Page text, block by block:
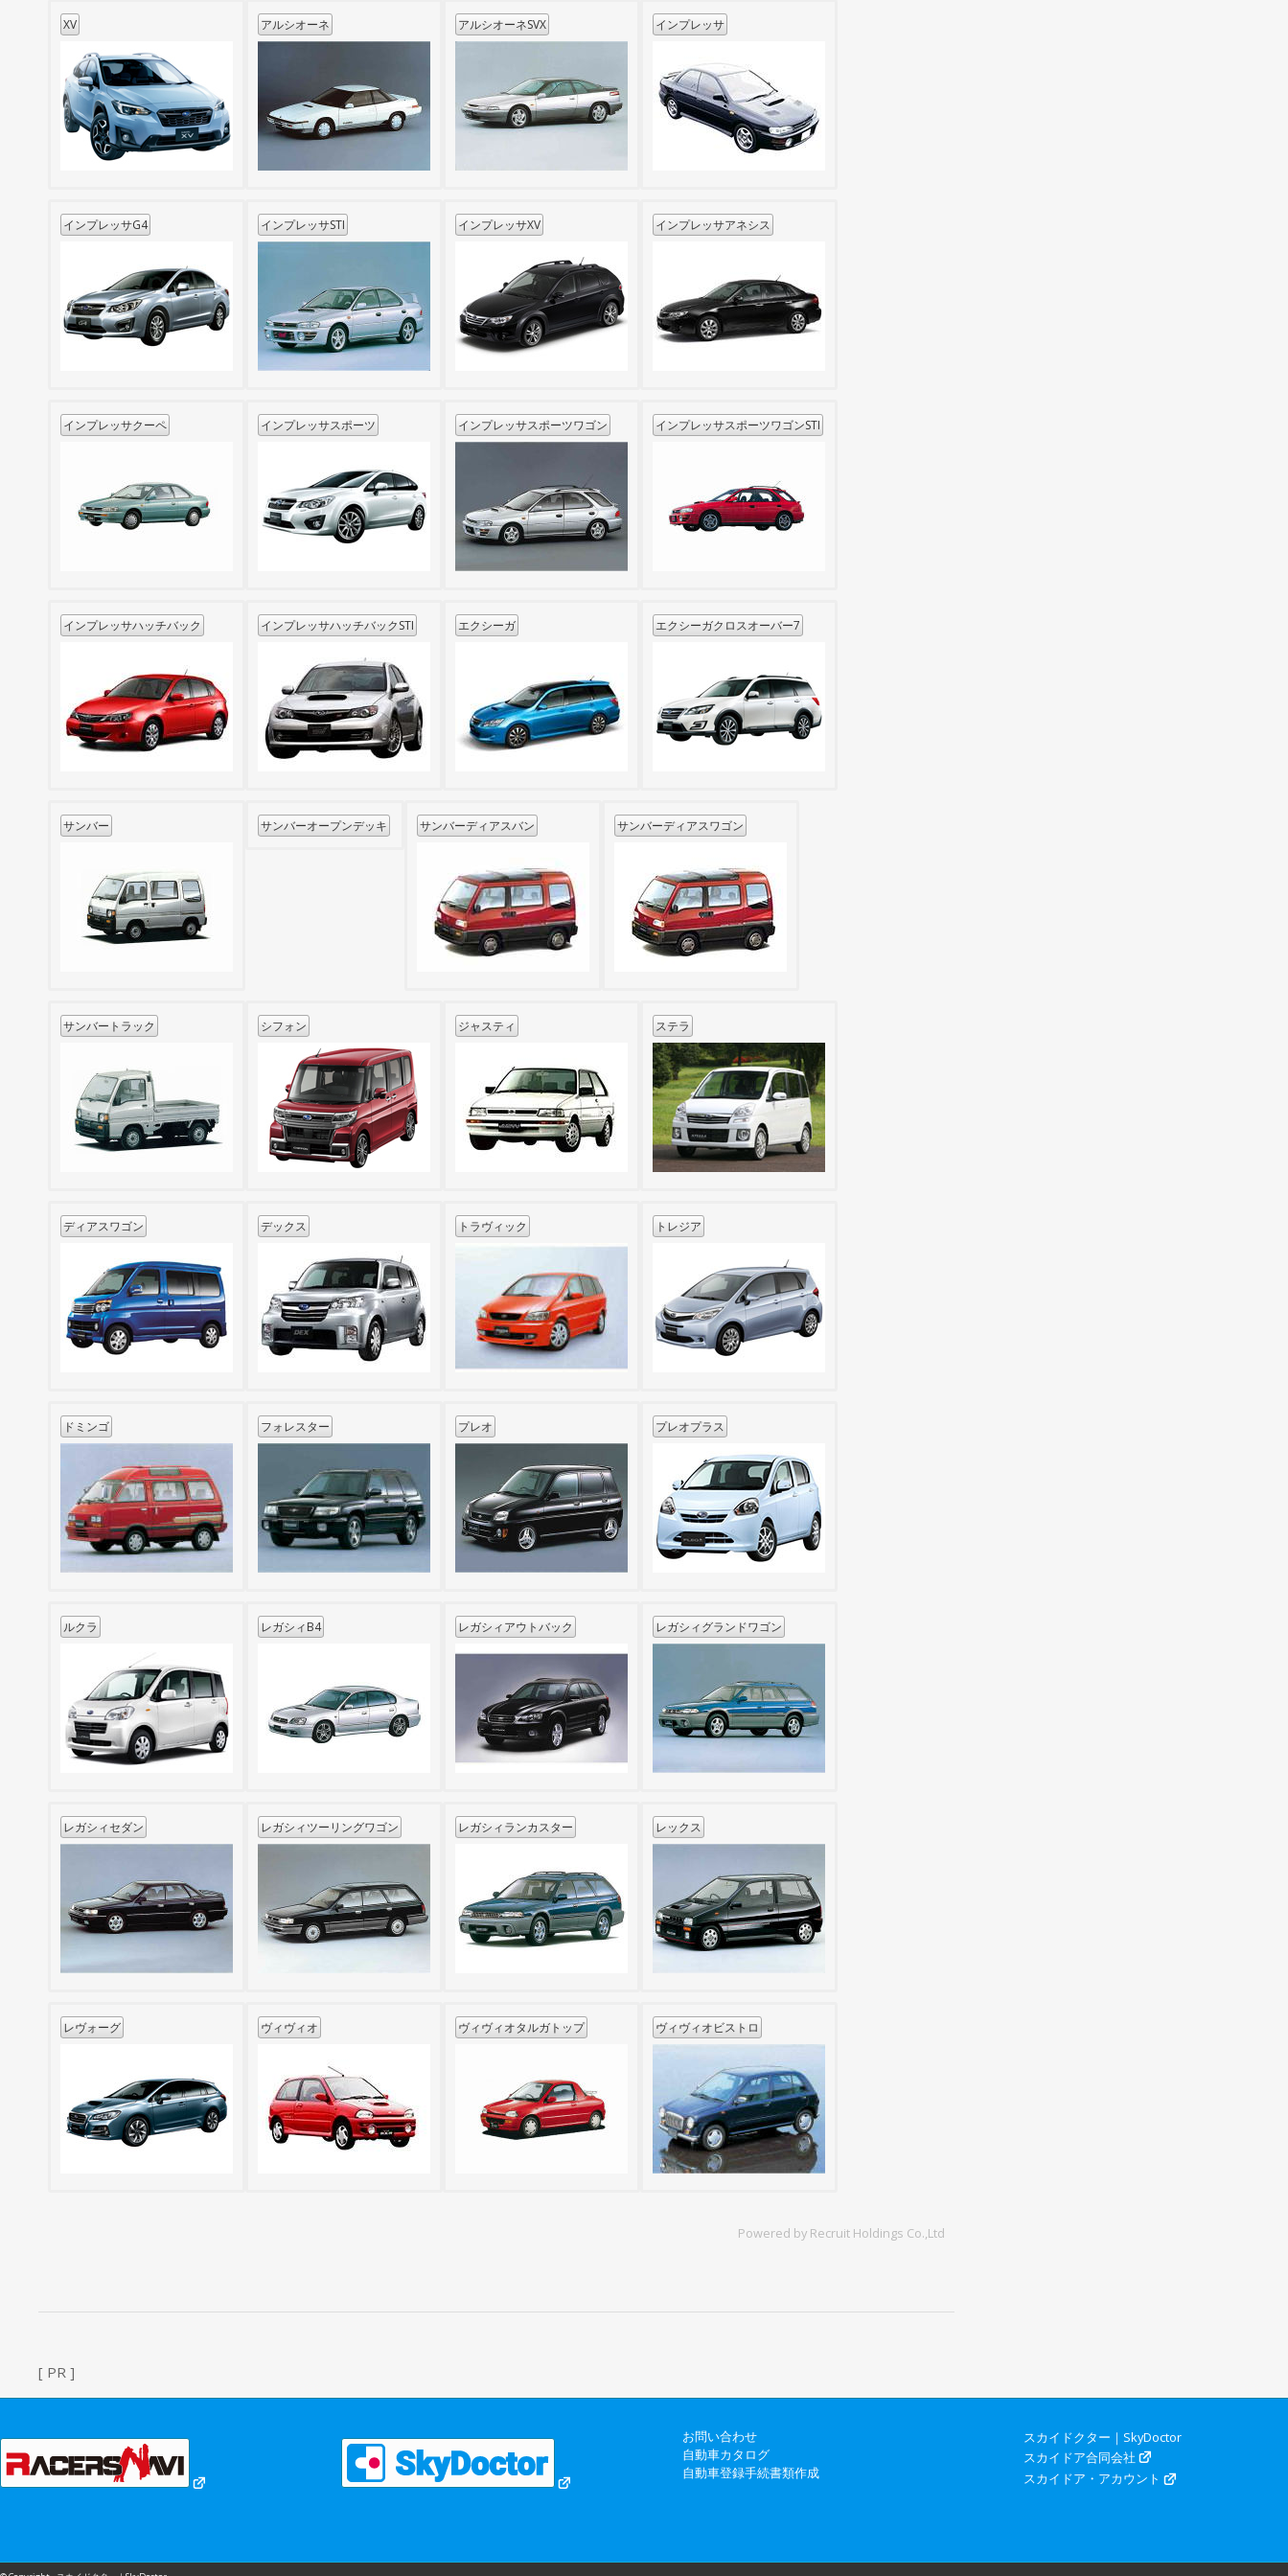
XV アルシオーネ アルシオーネSVX インプレッサ
インプレッサG4 インプレッサSTI インプレッサXV インプレッサアネシス
インプレッサクーペ インプレッサスポーツ インプレッサスポーツワゴン インプレッサスポーツワゴンSTI
インプレッサハッチバック インプレッサハッチバックSTI エクシーガ エクシーガクロスオーバー7
サンバー サンバーオープンデッキ サンバーディアスバン サンバーディアスワゴン
サンバートラック シフォン ジャスティ ステラ
ディアスワゴン デックス トラヴィック トレジア
ドミンゴ フォレスター プレオ プレオプラス
ルクラ レガシィB4 レガシィアウトバック レガシィグランドワゴン
レガシィセダン レガシィツーリングワゴン レガシィランカスター レックス
レヴォーグ ヴィヴィオ ヴィヴィオタルガトップ ヴィヴィオビストロ
Powered by Recruit Holdings Co.,Ltd
[ PR ]
お問い合わせ
自動車カタログ
自動車登録手続書類作成
スカイドクター｜SkyDoctor
スカイドア合同会社
スカイドア・アカウント